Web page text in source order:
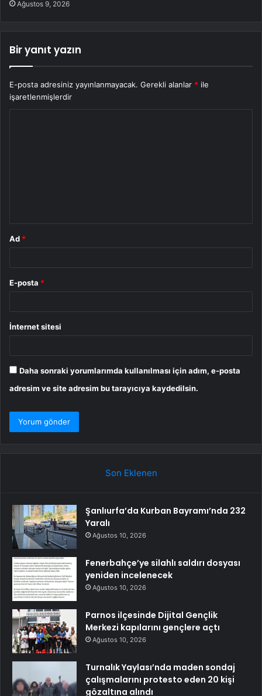
Ağustos 9, 2026
Bir yanıt yazın
E-posta adresiniz yayınlanmayacak. Gerekli alanlar * ile
işaretlenmişlerdir
Ad *
E-posta *
İnternet sitesi
Daha sonraki yorumlarımda kullanılması için adım, e-posta
adresim ve site adresim bu tarayıcıya kaydedilsin.
Son Eklenen
Şanlıurfa’da Kurban Bayramı’nda 232
Yaralı
Ağustos 10, 2026
Fenerbahçe’ye silahlı saldırı dosyası
yeniden incelenecek
Ağustos 10, 2026
Parnos ilçesinde Dijital Gençlik
Merkezi kapılarını gençlere açtı
Ağustos 10, 2026
Turnalık Yaylası’nda maden sondaj
çalışmalarını protesto eden 20 kişi
gözaltına alındı